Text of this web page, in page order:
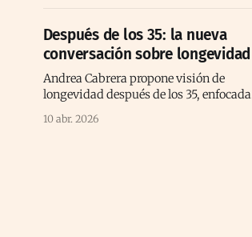
Después de los 35: la nueva
conversación sobre longevidad
Andrea Cabrera propone visión de
longevidad después de los 35, enfocada
en bienestar, energía, prevención y
calidad de vida consciente
10 abr. 2026